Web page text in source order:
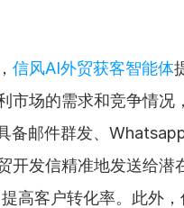
信风AI外贸获客智能体
市场的需求和竞争情况
备邮件群发、
开发信精准地发送给潜
高客户转化率。此外